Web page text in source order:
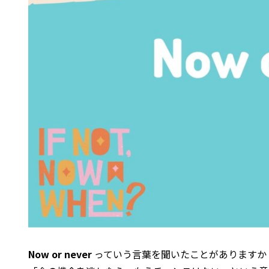
Now or never っていう言葉を聞いたことがあります